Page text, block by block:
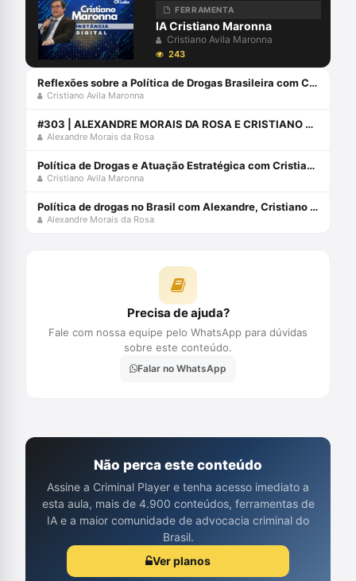
FERRAMENTA
IA Cristiano Maronna
Cristiano Avila Maronna
243
Reflexões sobre a Política de Drogas Brasileira com Cristiano Maronna
Cristiano Avila Maronna
#303 | ALEXANDRE MORAIS DA ROSA E CRISTIANO MARONNA ANALISAM A LEI DE DROGAS
Alexandre Morais da Rosa
Política de Drogas e Atuação Estratégica com Cristiano Maronna
Cristiano Avila Maronna
Política de drogas no Brasil com Alexandre, Cristiano Maronna e Emílio Figueiredo
Alexandre Morais da Rosa
Precisa de ajuda?
Fale com nossa equipe pelo WhatsApp para dúvidas
sobre este conteúdo.
Falar no WhatsApp
Não perca este conteúdo
Assine a Criminal Player e tenha acesso imediato a
esta aula, mais de 4.900 conteúdos, ferramentas de
IA e a maior comunidade de advocacia criminal do
Brasil.
Ver planos